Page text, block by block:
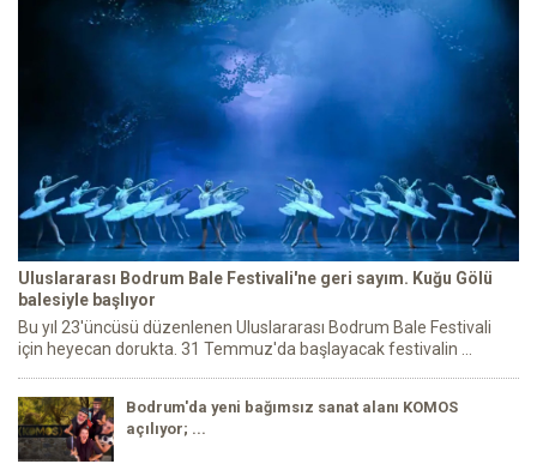
Uluslararası Bodrum Bale Festivali'ne geri sayım. Kuğu Gölü
balesiyle başlıyor
Bu yıl 23'üncüsü düzenlenen Uluslararası Bodrum Bale Festivali
için heyecan dorukta. 31 Temmuz'da başlayacak festivalin ...
Bodrum'da yeni bağımsız sanat alanı KOMOS
açılıyor; ...